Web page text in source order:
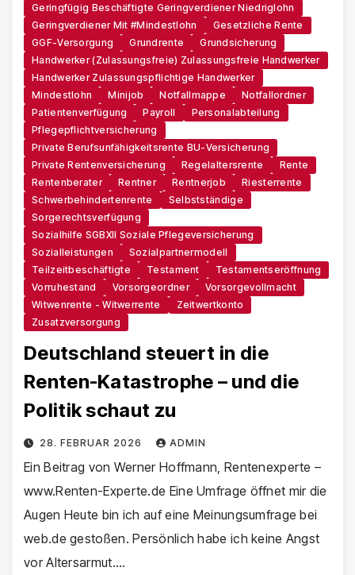
Geringfügig Beschäftigte Geringverdiener Niedriglohn
Geringverdiener Mit #Mindestlohn
Gesetzliche Rente
GGF-Versorgung
Grundrente
Grundsicherung
Handwerker (zulassungsfreie) Zulassungsfreie Handwerker
Handwerker Zulassungspflichtige Handwerker
Mindestlohn
Minijob Notfallmappe
Notfallordner
Patientenverfügung
Payroll
Personalabteilung
Pflegepflichtversicherung
Private Berufsunfähigkeitsrente BU-Versicherung
Private Rentenversicherung
Regelaltersrente
Rente
Rentenberater
Rentner Rentnerjob
Riesterrente
Schwerbehindertenrente
Selbstständige
Sorgerechtsverfügung
Sozialhilfe SGBXII Soziale Pflegeversicherung
Sozialleistungen
Sozialpartnermodell
Teilzeitbeschäftigte
Testament
Testamentseröffnung
Vorruhestand
Vorsorgeordner
Vorsorgevollmacht
Witwenrente - Witwerrente
Zeitwertkonto
Zusatzversorgung
Deutschland steuert in die
Renten-Katastrophe – und die
Politik schaut zu
28. FEBRUAR 2026 ADMIN
Ein Beitrag von Werner Hoffmann, Rentenexperte –
www.Renten-Experte.de Eine Umfrage öffnet mir die
Augen Heute bin ich auf eine Meinungsumfrage bei
web.de gestoßen. Persönlich habe ich keine Angst
vor Altersarmut.…